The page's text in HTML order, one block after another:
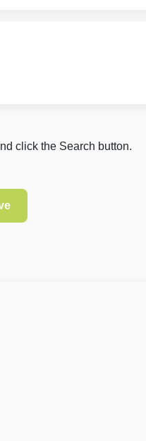
click the Search button.